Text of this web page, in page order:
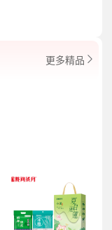
更多精品 